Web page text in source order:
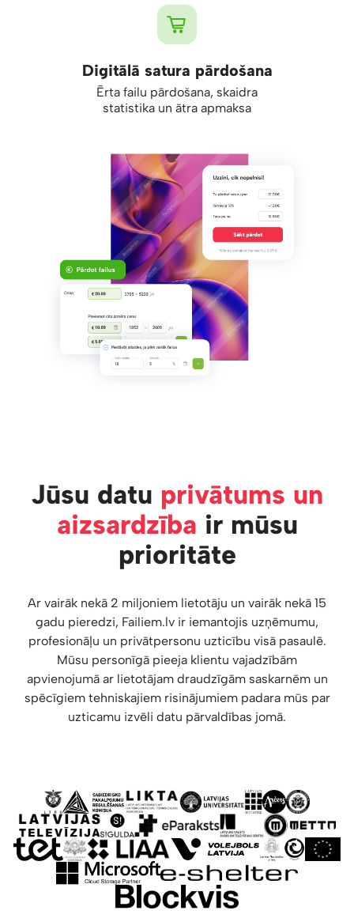
Digitālā satura pārdošana
Ērta failu pārdošana, skaidra
statistika un ātra apmaksa
Jūsu datu privātums un
aizsardzība ir mūsu
prioritāte
Ar vairāk nekā 2 miljoniem lietotāju un vairāk nekā 15
gadu pieredzi, Failiem.lv ir iemantojis uzņēmumu,
profesionāļu un privātpersonu uzticību visā pasaulē.
Mūsu personīgā pieeja klientu vajadzībām
apvienojumā ar lietotājam draudzīgām saskarnēm un
spēcīgiem tehniskajiem risinājumiem padara mūs par
uzticamu izvēli datu pārvaldības jomā.